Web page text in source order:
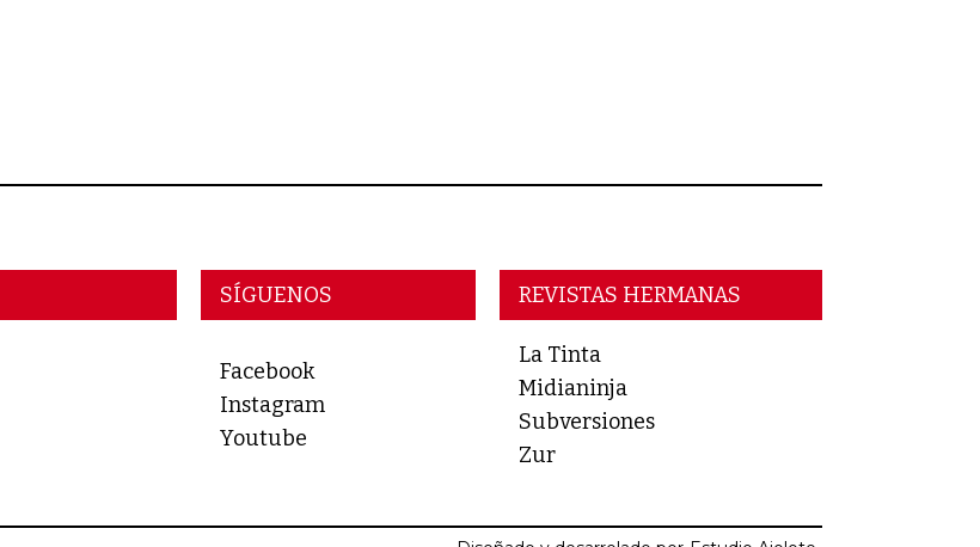
SÍGUENOS
Facebook
Instagram
Youtube
REVISTAS HERMANAS
La Tinta
Midianinja
Subversiones
Zur